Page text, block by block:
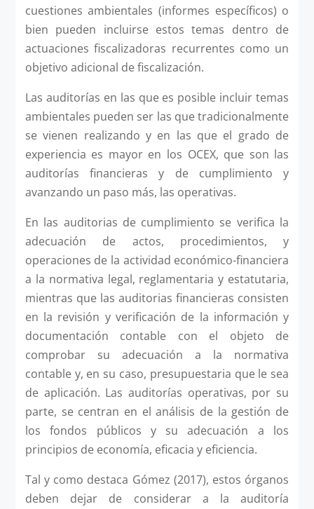
cuestiones ambientales (informes específicos) o
bien pueden incluirse estos temas dentro de
actuaciones fiscalizadoras recurrentes como un
objetivo adicional de fiscalización.
Las auditorías en las que es posible incluir temas
ambientales pueden ser las que tradicionalmente
se vienen realizando y en las que el grado de
experiencia es mayor en los OCEX, que son las
auditorías financieras y de cumplimiento y
avanzando un paso más, las operativas.
En las auditorias de cumplimiento se verifica la
adecuación de actos, procedimientos, y
operaciones de la actividad económico-financiera
a la normativa legal, reglamentaria y estatutaria,
mientras que las auditorias financieras consisten
en la revisión y verificación de la información y
documentación contable con el objeto de
comprobar su adecuación a la normativa
contable y, en su caso, presupuestaria que le sea
de aplicación. Las auditorías operativas, por su
parte, se centran en el análisis de la gestión de
los fondos públicos y su adecuación a los
principios de economía, eficacia y eficiencia.
Tal y como destaca Gómez (2017), estos órganos
deben dejar de considerar a la auditoría